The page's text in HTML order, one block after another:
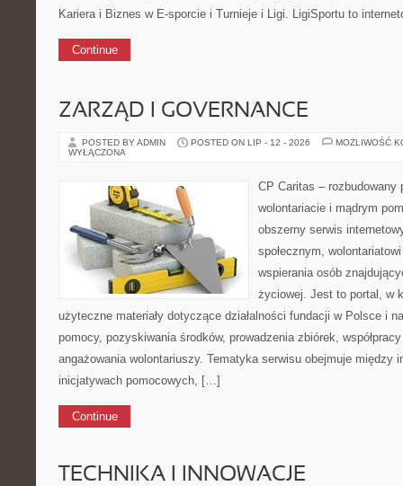
Kariera i Biznes w E-sporcie i Turnieje i Ligi. LigiSportu to
Continue
ZARZĄD I GOVERNANCE
POSTED BY ADMIN POSTED ON LIP - 12 - 2026
MOŻLIWOŚĆ
WYŁĄCZONA
CP Caritas – rozbudowany
wolontariacie i mądrym
obszerny serwis
społecznym,
wspierania osób
życiowej. Jest to portal, w
użyteczne materiały dotyczące działalności fundacji w Polsce i
pomocy, pozyskiwania środków, prowadzenia zbiórek,
angażowania wolontariuszy. Tematyka serwisu obejmuje między
inicjatywach pomocowych, […]
Continue
TECHNIKA I INNOWACJE